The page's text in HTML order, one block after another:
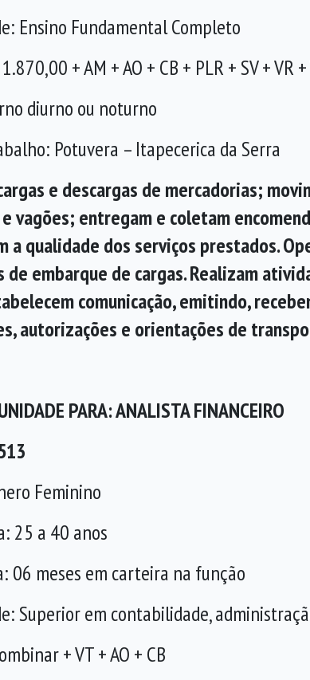
Ensino Fundamental Completo
+ AM + AO + CB + PLR + SV + VR
diurno ou noturno
Potuvera – Itapecerica da Serra
e descargas de mercadorias;
vagões; entregam e coletam
a qualidade dos serviços prestados.
de embarque de cargas. Realizam
comunicação, emitindo,
autorizações e orientações de
PARA: ANALISTA FINANCEIRO
Feminino
25 a 40 anos
06 meses em carteira na função
Superior em contabilidade,
+ VT + AO + CB